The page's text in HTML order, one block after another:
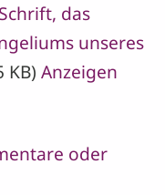
das
unseres
KB) Anzeigen
oder